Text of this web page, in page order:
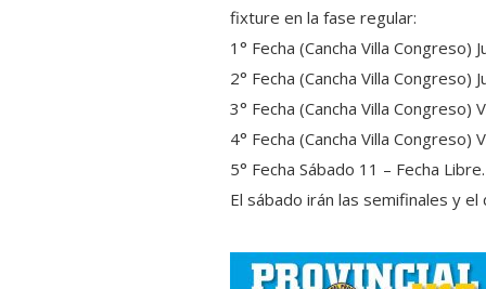
fixture en la fase regular:
1° Fecha (Cancha Villa Congreso)
2° Fecha (Cancha Villa Congreso)
3° Fecha (Cancha Villa
4° Fecha (Cancha Villa Congreso)
5° Fecha Sábado 11 – Fecha Libre.
El sábado irán las semifinales y el